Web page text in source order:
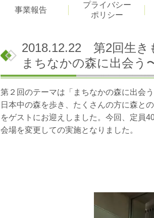
事業報告
プライバシー
ポリシー
2018.12.22 第2回生き
まちなかの森に出会う
第２回のテーマは「まちなかの森に出会う
日本中の森を歩き、たくさんの方に森と
をゲストにお迎えしました。今回、定員
会場を変更しての実施となりました。